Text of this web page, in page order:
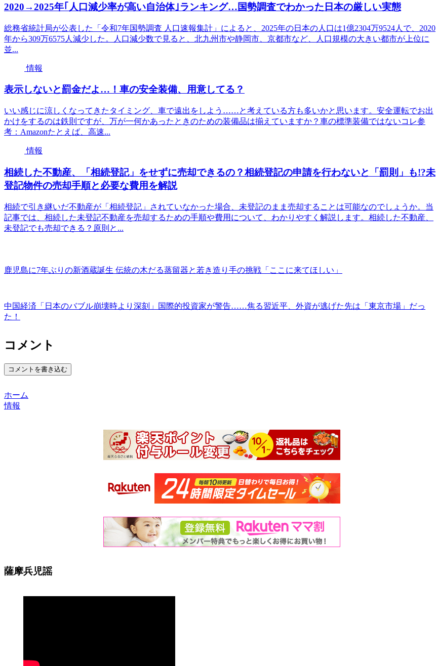
2020→2025年｢人口減少率が高い自治体｣ランキング…国勢調査でわかった日本の厳しい実態
総務省統計局が公表した「令和7年国勢調査 人口速報集計」によると、2025年の日本の人口は1億2304万9524人で、2020
年から309万6575人減少した。人口減少数で見ると、北九州市や静岡市、京都市など、人口規模の大きい都市が上位に
並...
情報
表示しないと罰金だよ…！車の安全装備、用意してる？
いい感じに涼しくなってきたタイミング、車で遠出をしよう……と考えている方も多いかと思います。安全運転でお出
かけをするのは鉄則ですが、万が一何かあったときのための装備品は揃えていますか？車の標準装備ではないコレ参
考：Amazonたとえば、高速...
情報
相続した不動産、「相続登記」をせずに売却できるの？相続登記の申請を行わないと「罰則」も!?未
登記物件の売却手順と必要な費用を解説
相続で引き継いだ不動産が「相続登記」されていなかった場合、未登記のまま売却することは可能なのでしょうか。当
記事では、相続した未登記不動産を売却するための手順や費用について、わかりやすく解説します。相続した不動産、
未登記でも売却できる？原則と...
鹿児島に7年ぶりの新酒蔵誕生 伝統の木だる蒸留器と若き造り手の挑戦「ここに来てほしい」
中国経済「日本のバブル崩壊時より深刻」国際的投資家が警告……焦る習近平、外資が逃げた先は「東京市場」だっ
た！
コメント
コメントを書き込む
ホーム
情報
薩摩兵児謡